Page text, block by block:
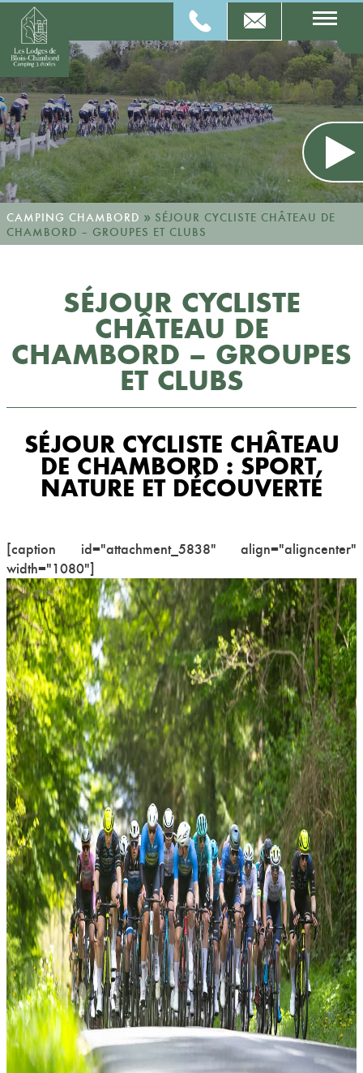
CAMPING CHAMBORD » SÉJOUR CYCLISTE CHÂTEAU DE
CHAMBORD – GROUPES ET CLUBS
SÉJOUR CYCLISTE
CHÂTEAU DE
CHAMBORD – GROUPES
ET CLUBS
SÉJOUR CYCLISTE CHÂTEAU
DE CHAMBORD : SPORT,
NATURE ET DÉCOUVERTE
[caption id="attachment_5838" align="aligncenter"
width="1080"]